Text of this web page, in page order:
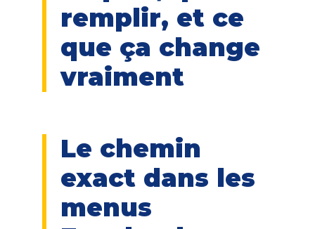
remplir, et ce
que ça change
vraiment
Le chemin
exact dans les
menus